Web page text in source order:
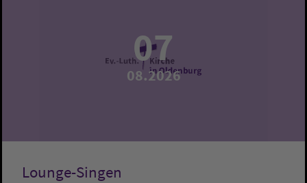
07
08.2026
Lounge-Singen